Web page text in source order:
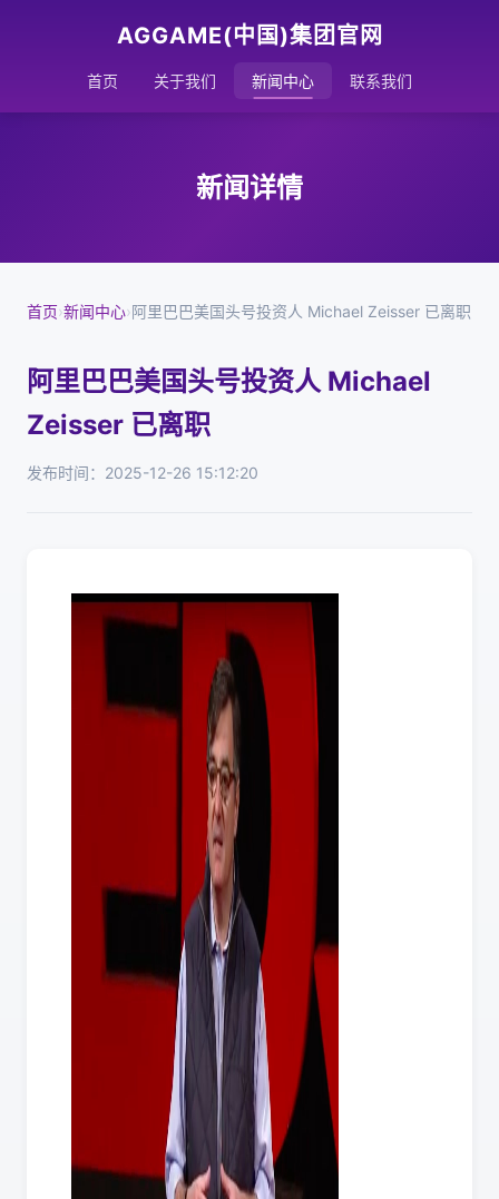
AGGAME(中国)集团官网
首页 关于我们 新闻中心 联系我们
新闻详情
首页›新闻中心›阿里巴巴美国头号投资人 Michael Zeisser 已离职
阿里巴巴美国头号投资人 Michael
Zeisser 已离职
发布时间：2025-12-26 15:12:20